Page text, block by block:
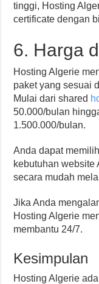
tinggi, Hosting
certificate dengan
6. Harga
Hosting Algerie
paket yang sesuai
Mulai dari shared
50.000/bulan
1.500.000/bulan.
Anda dapat
kebutuhan website
secara mudah
Jika Anda
Hosting Algerie
membantu 24/7.
Kesimpulan
Hosting Algerie